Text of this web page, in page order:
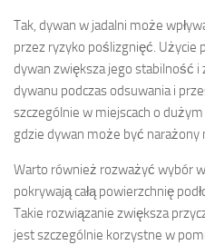
Tak, dywan w jadalni może
przez ryzyko poślizgnięć. Użycie
dywan zwiększa jego stabilność i
dywanu podczas odsuwania i
szczególnie w miejscach o
gdzie dywan może być
Warto również rozważyć wybór
pokrywają całą powierzchnię
Takie rozwiązanie zwiększa
jest szczególnie korzystne w